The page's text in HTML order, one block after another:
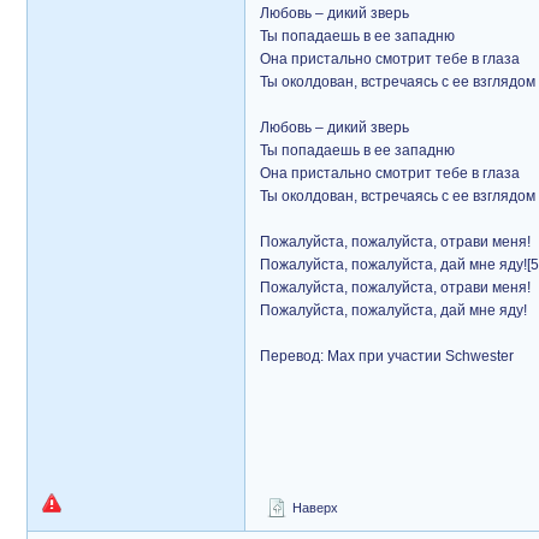
Любовь – дикий зверь
Ты попадаешь в ее западню
Она пристально смотрит тебе в глаза
Ты околдован, встречаясь с ее взглядом
Любовь – дикий зверь
Ты попадаешь в ее западню
Она пристально смотрит тебе в глаза
Ты околдован, встречаясь с ее взглядом
Пожалуйста, пожалуйста, отрави меня!
Пожалуйста, пожалуйста, дай мне
Пожалуйста, пожалуйста, отрави меня!
Пожалуйста, пожалуйста, дай мне яду!
Перевод: Max при участии Schwester
Наверх